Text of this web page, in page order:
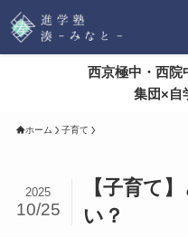
西京極中・西院
集団×自
ホーム 子育て
【子育て
い？
2025
10/25